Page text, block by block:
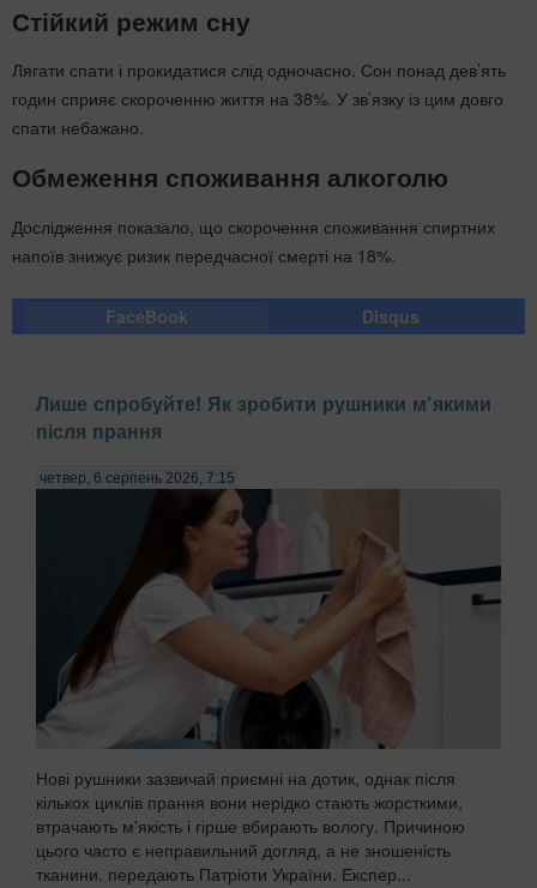
Стійкий режим сну
Лягати спати і прокидатися слід одночасно. Сон понад дев’ять
годин сприяє скороченню життя на 38%. У зв’язку із цим довго
спати небажано.
Обмеження споживання алкоголю
Дослідження показало, що скорочення споживання спиртних
напоїв знижує ризик передчасної смерті на 18%.
FaceBook Disqus
Лише спробуйте! Як зробити рушники м’якими
після прання
четвер, 6 серпень 2026, 7:15
Нові рушники зазвичай приємні на дотик, однак після
кількох циклів прання вони нерідко стають жорсткими,
втрачають м'якість і гірше вбирають вологу. Причиною
цього часто є неправильний догляд, а не зношеність
тканини. передають Патріоти України. Експер...